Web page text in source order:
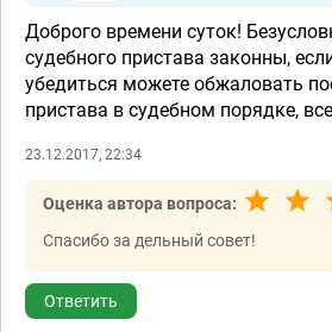
Доброго времени суток!
судебного пристава законны,
убедиться можете обжаловать
пристава в судебном порядке,
23.12.2017, 22:34
Оценка автора вопроса:
Спасибо за дельный совет!
Ответить